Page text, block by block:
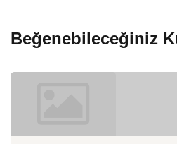
Beğenebileceğiniz